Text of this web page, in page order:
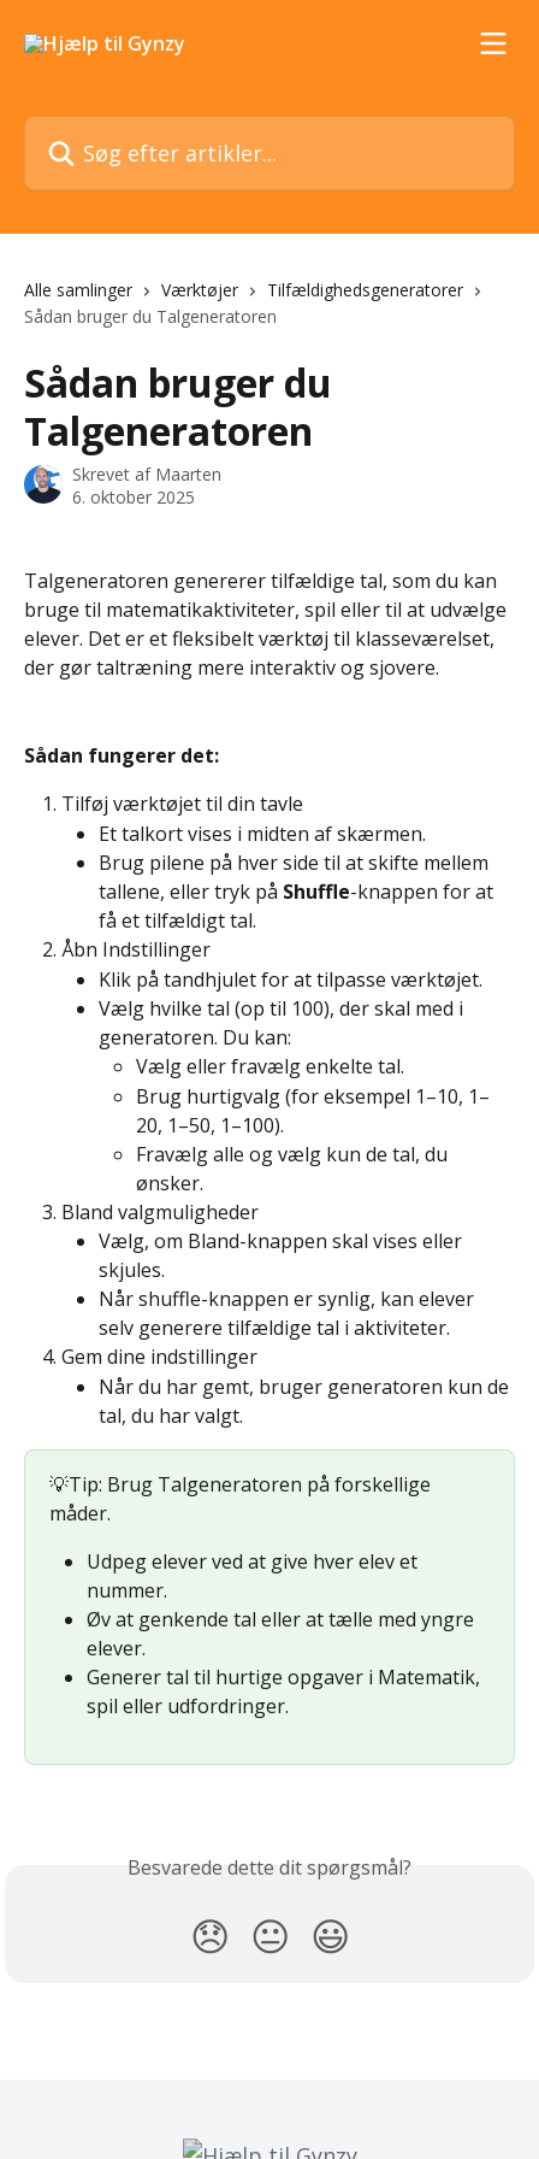
Søg efter artikler...
Alle samlinger Værktøjer
Tilfældighedsgeneratorer
Sådan bruger du Talgeneratoren
Sådan bruger du
Talgeneratoren
Skrevet af Maarten
6. oktober 2025
Talgeneratoren genererer tilfældige tal, som du kan
bruge til matematikaktiviteter, spil eller til at udvælge
elever. Det er et fleksibelt værktøj til klasseværelset,
der gør taltræning mere interaktiv og sjovere.
Sådan fungerer det:
Tilføj værktøjet til din tavle
Et talkort vises i midten af skærmen.
Brug pilene på hver side til at skifte mellem
tallene, eller tryk på Shuffle-knappen for at
få et tilfældigt tal.
Åbn Indstillinger
Klik på tandhjulet for at tilpasse værktøjet.
Vælg hvilke tal (op til 100), der skal med i
generatoren. Du kan:
Vælg eller fravælg enkelte tal.
Brug hurtigvalg (for eksempel 1–10, 1–
20, 1–50, 1–100).
Fravælg alle og vælg kun de tal, du
ønsker.
Bland valgmuligheder
Vælg, om Bland-knappen skal vises eller
skjules.
Når shuffle-knappen er synlig, kan elever
selv generere tilfældige tal i aktiviteter.
Gem dine indstillinger
Når du har gemt, bruger generatoren kun de
tal, du har valgt.
💡Tip: Brug Talgeneratoren på forskellige
måder.
Udpeg elever ved at give hver elev et
nummer.
Øv at genkende tal eller at tælle med yngre
elever.
Generer tal til hurtige opgaver i Matematik,
spil eller udfordringer.
Besvarede dette dit spørgsmål?
😞 😐 😃